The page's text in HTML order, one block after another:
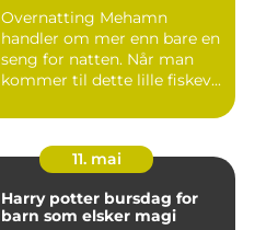
Overnatting Mehamn
handler om mer enn bare en
seng for natten. Når man
kommer til dette lille fiskev...
11. mai
Harry potter bursdag for
barn som elsker magi